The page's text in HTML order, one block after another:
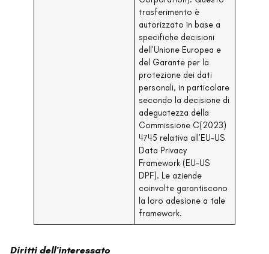
trasferimento è
autorizzato in base a
specifiche decisioni
dell’Unione Europea e
del Garante per la
protezione dei dati
personali, in particolare
secondo la decisione di
adeguatezza della
Commissione C(2023)
4745 relativa all’EU-US
Data Privacy
Framework (EU-US
DPF). Le aziende
coinvolte garantiscono
la loro adesione a tale
framework.
Diritti dell’interessato